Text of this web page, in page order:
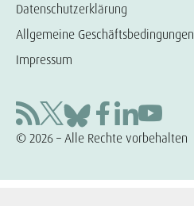
Datenschutzerklärung
Allgemeine Geschäftsbedingungen
Impressum
© 2026 – Alle Rechte vorbehalten